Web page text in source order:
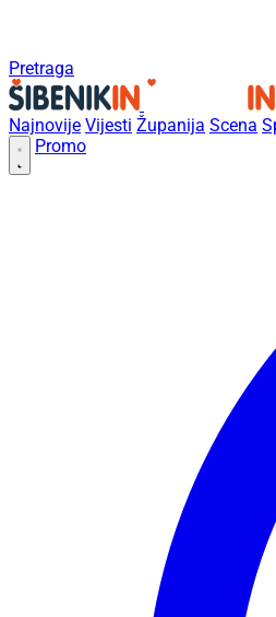
Pretraga
Najnovije Vijesti Županija Scena
Promo